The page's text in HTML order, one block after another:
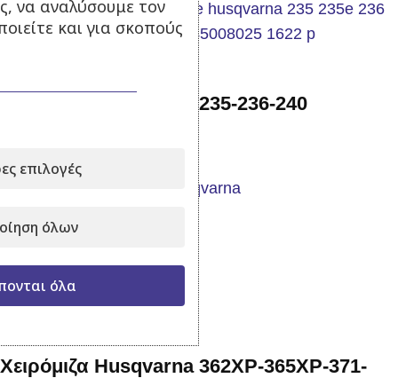
Χειρόμιζα Husqvarna 235-236-240
Προσθήκη στο καλάθι
Χειρόμιζα Husqvarna 362XP-365XP-371-
να αναλύσουμε τον
και για σκοπούς
επιλογές
όλων
όλα